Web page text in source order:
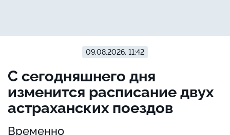
09.08.2026, 11:42
С сегодняшнего дня
изменится расписание двух
астраханских поездов
Временно